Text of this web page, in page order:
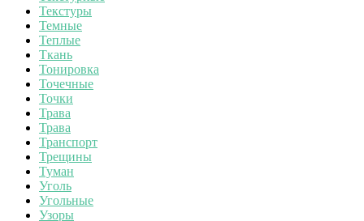
Текстуры
Темные
Теплые
Ткань
Тонировка
Точечные
Точки
Трава
Трава
Транспорт
Трещины
Туман
Уголь
Угольные
Узоры